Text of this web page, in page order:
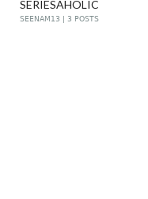
SERIESAHOLIC
SEENAM13 | 3 POSTS